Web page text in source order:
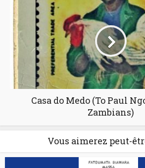
Casa do Medo (To Paul
Zambians)
Vous aimerez peut-